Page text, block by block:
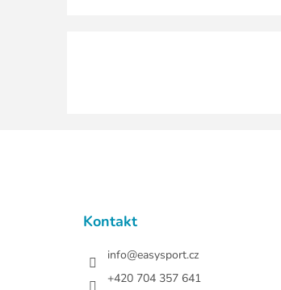
Kontakt
info@easysport.cz
+420 704 357 641